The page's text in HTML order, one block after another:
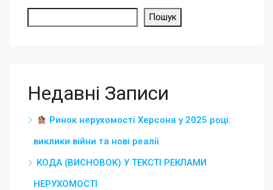
Пошук
Недавні Записи
Ринок нерухомості Херсона у 2025 році:
виклики війни та нові реалії
КОДА (ВИСНОВОК) У ТЕКСТІ РЕКЛАМИ
НЕРУХОМОСТІ